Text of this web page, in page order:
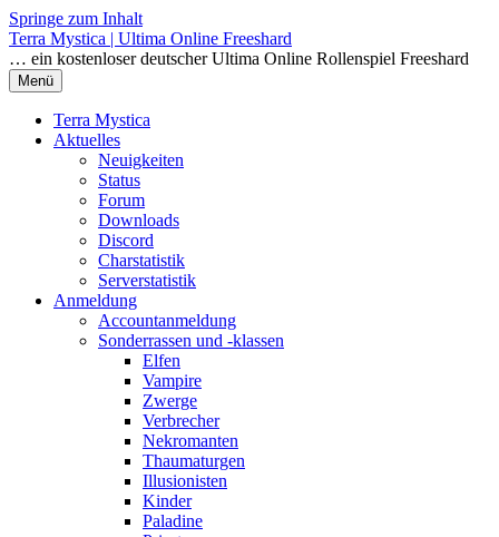
Springe zum Inhalt
Terra Mystica | Ultima Online Freeshard
… ein kostenloser deutscher Ultima Online Rollenspiel Freeshard
Menü
Terra Mystica
Aktuelles
Neuigkeiten
Status
Forum
Downloads
Discord
Charstatistik
Serverstatistik
Anmeldung
Accountanmeldung
Sonderrassen und -klassen
Elfen
Vampire
Zwerge
Verbrecher
Nekromanten
Thaumaturgen
Illusionisten
Kinder
Paladine